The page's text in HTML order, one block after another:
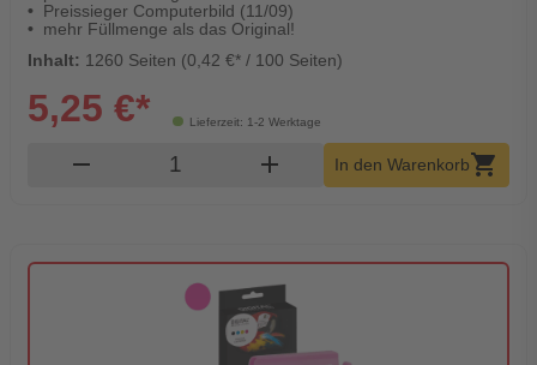
Preissieger Computerbild (11/09)
mehr Füllmenge als das Original!
Inhalt: 1260 Seiten (0,42 €* / 100 Seiten)
Lieferzeit: 1-2 Werktage
5,25 €*
remove Produkt Warenkorb Menge
add In den Warenkorb shopping_cart